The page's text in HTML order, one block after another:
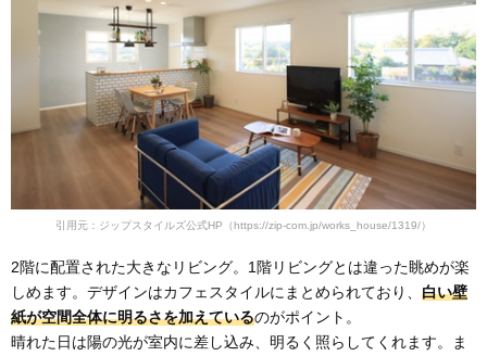
引用元：ジップスタイルズ公式HP（https://zip-com.jp/works_house/1319/）
2階に配置された大きなリビング。1階リビングとは違った眺めが楽
しめます。デザインはカフェスタイルにまとめられており、 白い壁
紙が空間全体に明るさを加えているのがポイント。
晴れた日は陽の光が室内に差し込み、明るく照らしてくれます。ま